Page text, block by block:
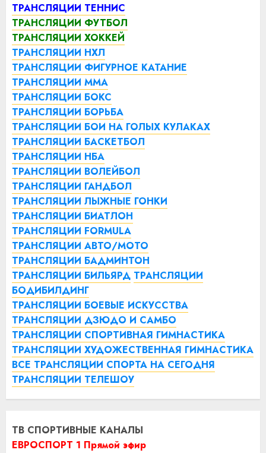
ТРАНСЛЯЦИИ ТЕННИС
ТРАНСЛЯЦИИ ФУТБОЛ
ТРАНСЛЯЦИИ ХОККЕЙ
ТРАНСЛЯЦИИ НХЛ
ТРАНСЛЯЦИИ ФИГУРНОЕ КАТАНИЕ
ТРАНСЛЯЦИИ ММА
ТРАНСЛЯЦИИ БОКС
ТРАНСЛЯЦИИ БОРЬБА
ТРАНСЛЯЦИИ БОИ НА ГОЛЫХ КУЛАКАХ
ТРАНСЛЯЦИИ БАСКЕТБОЛ
ТРАНСЛЯЦИИ НБА
ТРАНСЛЯЦИИ ВОЛЕЙБОЛ
ТРАНСЛЯЦИИ ГАНДБОЛ
ТРАНСЛЯЦИИ ЛЫЖНЫЕ ГОНКИ
ТРАНСЛЯЦИИ БИАТЛОН
ТРАНСЛЯЦИИ FORMULA
ТРАНСЛЯЦИИ АВТО/МОТО
ТРАНСЛЯЦИИ БАДМИНТОН
ТРАНСЛЯЦИИ БИЛЬЯРД ТРАНСЛЯЦИИ
БОДИБИЛДИНГ
ТРАНСЛЯЦИИ БОЕВЫЕ ИСКУССТВА
ТРАНСЛЯЦИИ ДЗЮДО И САМБО
ТРАНСЛЯЦИИ СПОРТИВНАЯ ГИМНАСТИКА
ТРАНСЛЯЦИИ ХУДОЖЕСТВЕННАЯ ГИМНАСТИКА
ВСЕ ТРАНСЛЯЦИИ СПОРТА НА СЕГОДНЯ
ТРАНСЛЯЦИИ ТЕЛЕШОУ
ТВ СПОРТИВНЫЕ КАНАЛЫ
ЕВРОСПОРТ 1 Прямой эфир